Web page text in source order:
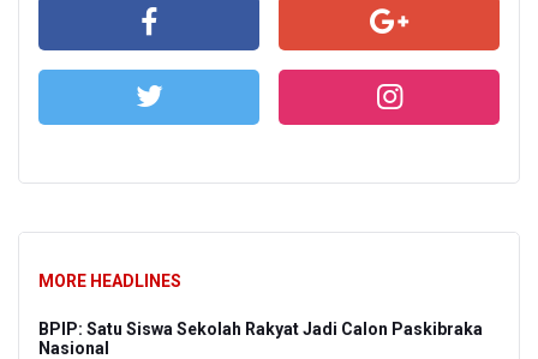
MORE HEADLINES
BPIP: Satu Siswa Sekolah Rakyat Jadi Calon Paskibraka
Nasional